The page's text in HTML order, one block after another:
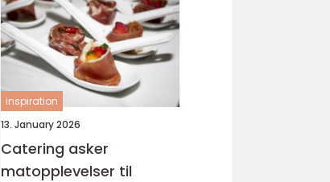
inspiration
13. January 2026
Catering asker
matopplevelser til